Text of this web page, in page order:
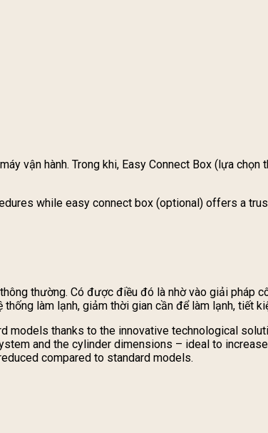
vận hành. Trong khi, Easy Connect Box (lựa
while easy connect box (optional) offers a
thường. Có được điều đó là nhờ vào giải pháp
làm lạnh, giảm thời gian cần để làm lạnh, tiết
models thanks to the innovative technological
and the cylinder dimensions – ideal to
compared to standard models.